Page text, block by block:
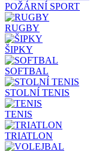
POŽÁRNÍ SPORT
RUGBY
ŠIPKY
SOFTBAL
STOLNÍ TENIS
TENIS
TRIATLON